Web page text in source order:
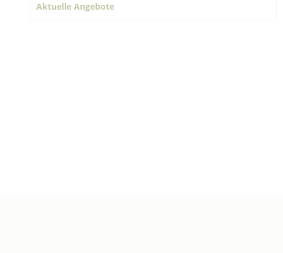
Aktuelle Angebote